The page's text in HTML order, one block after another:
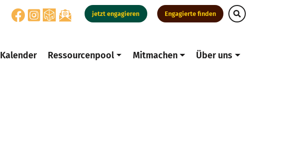
jetzt engagieren Engagierte finden
Kalender Ressourcenpool Mitmachen Über uns